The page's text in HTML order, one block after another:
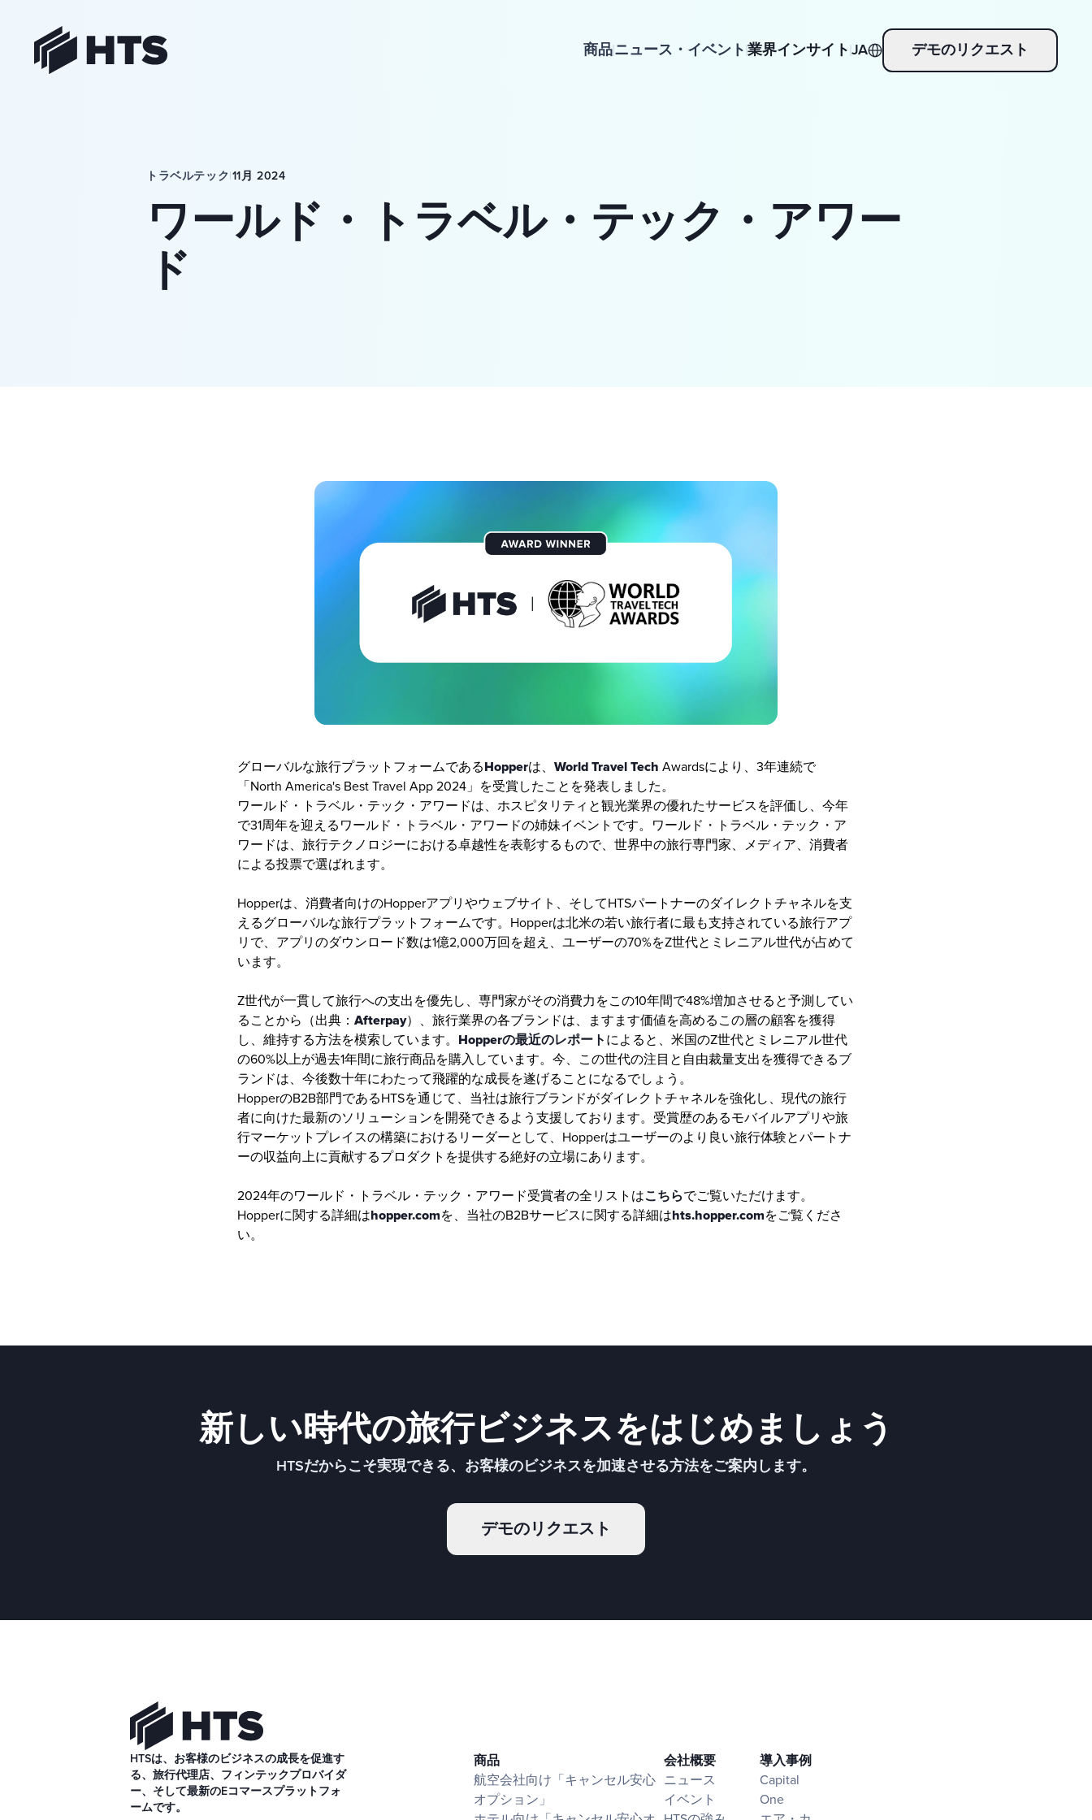
商品ニュース・イベント 業界インサイト JA デモのリクエスト
トラベルテック 11月 2024
ワールド・トラベル・テック・アワー
ド
グローバルな旅行プラットフォームである Hopperは、 World Travel Tech Awardsにより、3年連続で
「North America's Best Travel App 2024」を受賞したことを発表しました。
ワールド・トラベル・テック・アワードは、ホスピタリティと観光業界の優れたサービスを評価し、今年
で31周年を迎えるワールド・トラベル・アワードの姉妹イベントです。ワールド・トラベル・テック・ア
ワードは、旅行テクノロジーにおける卓越性を表彰するもので、世界中の旅行専門家、メディア、消費者
による投票で選ばれます。
Hopperは、消費者向けのHopperアプリやウェブサイト、そしてHTSパートナーのダイレクトチャネルを支
えるグローバルな旅行プラットフォームです。Hopperは北米の若い旅行者に最も支持されている旅行アプ
リで、アプリのダウンロード数は1億2,000万回を超え、ユーザーの70%をZ世代とミレニアル世代が占めて
います。
Z世代が一貫して旅行への支出を優先し、専門家がその消費力をこの10年間で48%増加させると予測してい
ることから（出典： Afterpay）、旅行業界の各ブランドは、ますます価値を高めるこの層の顧客を獲得
し、維持する方法を模索しています。
Hopperの最近のレポート によると、米国のZ世代とミレニアル世代
の60%以上が過去1年間に旅行商品を購入しています。今、この世代の注目と自由裁量支出を獲得できるブ
ランドは、今後数十年にわたって飛躍的な成長を遂げることになるでしょう。
HopperのB2B部門であるHTSを通じて、当社は旅行ブランドがダイレクトチャネルを強化し、現代の旅行
者に向けた最新のソリューションを開発できるよう支援しております。受賞歴のあるモバイルアプリや旅
行マーケットプレイスの構築におけるリーダーとして、Hopperはユーザーのより良い旅行体験とパートナ
ーの収益向上に貢献するプロダクトを提供する絶好の立場にあります。
2024年のワールド・トラベル・テック・アワード受賞者の全リストはこちらでご覧いただけます。
Hopperに関する詳細は hopper.comを、当社のB2Bサービスに関する詳細は hts.hopper.comをご覧くださ
い。
新しい時代の旅行ビジネスをはじめましょう
HTSだからこそ実現できる、お客様のビジネスを加速させる方法をご案内します。
デモのリクエスト
HTSは、お客様のビジネスの成長を促進す
る、旅行代理店、フィンテックプロバイダ
ー、そして最新のEコマースプラットフォ
ームです。
商品
航空会社向け「キャンセル安心
オプション」
会社概要
ニュース
イベント
導入事例
Capital
One